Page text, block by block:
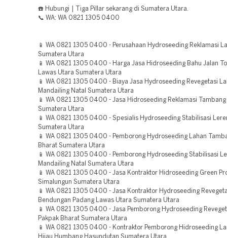
☎️ Hubungi | Tiga Pillar sekarang di Sumatera Utara.
📞 WA: WA 0821 1305 0400
📱 WA 0821 1305 0400 - Perusahaan Hydroseeding Reklamasi
Sumatera Utara
📱 WA 0821 1305 0400 - Harga Jasa Hidroseeding Bahu Jalan
Lawas Utara Sumatera Utara
📱 WA 0821 1305 0400 - Biaya Jasa Hydroseeding Revegetasi
Mandailing Natal Sumatera Utara
📱 WA 0821 1305 0400 - Jasa Hidroseeding Reklamasi Tambang
Sumatera Utara
📱 WA 0821 1305 0400 - Spesialis Hydroseeding Stabilisasi
Sumatera Utara
📱 WA 0821 1305 0400 - Pemborong Hydroseeding Lahan
Bharat Sumatera Utara
📱 WA 0821 1305 0400 - Pemborong Hydroseeding Stabilisasi
Mandailing Natal Sumatera Utara
📱 WA 0821 1305 0400 - Jasa Kontraktor Hidroseeding Green
Simalungun Sumatera Utara
📱 WA 0821 1305 0400 - Jasa Kontraktor Hydroseeding
Bendungan Padang Lawas Utara Sumatera Utara
📱 WA 0821 1305 0400 - Jasa Pemborong Hydroseeding
Pakpak Bharat Sumatera Utara
📱 WA 0821 1305 0400 - Kontraktor Pemborong Hidroseeding
Hijau Humbang Hasundutan Sumatera Utara